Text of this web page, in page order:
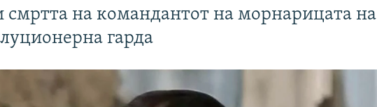
смртта на командантот на морнарицата на
гарда